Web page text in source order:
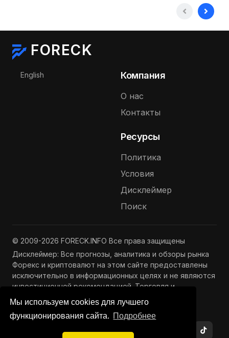
Мы используем cookies для лучшего
функционирования сайта. Подробнее
FORECK
Выберите язык
English Компания
О нас
Контакты
Ресурсы
Политика
Условия
Дисклеймер
Поиск
© 2009-2026 FORECK.INFO Все права защищены
Дисклеймер: Все прогнозы, аналитика и обзоры рынка
Форекс и криптовалют на этом сайте предоставлены
исключительно в информационных целях и не являются
инвестиционной рекомендацией. Торговля и
инвестиции связаны с риском потери капитала.
Подробнее —Полный дисклеймер